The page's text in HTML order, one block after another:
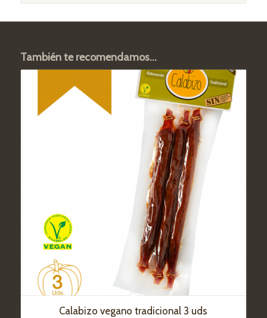
También te recomendamos…
Calabizo vegano tradicional 3 uds